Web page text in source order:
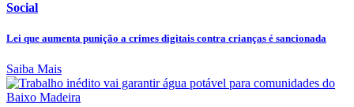
Social
Lei que aumenta punição a crimes digitais contra crianças é sancionada
Saiba Mais